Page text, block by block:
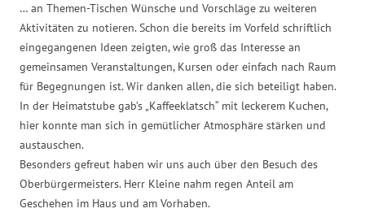
… an Themen-Tischen Wünsche und Vorschläge zu weiteren
Aktivitäten zu notieren. Schon die bereits im Vorfeld schriftlich
eingegangenen Ideen zeigten, wie groß das Interesse an
gemeinsamen Veranstaltungen, Kursen oder einfach nach Raum
für Begegnungen ist. Wir danken allen, die sich beteiligt haben.
In der Heimatstube gab’s „Kaffeeklatsch“ mit leckerem Kuchen,
hier konnte man sich in gemütlicher Atmosphäre stärken und
austauschen.
Besonders gefreut haben wir uns auch über den Besuch des
Oberbürgermeisters. Herr Kleine nahm regen Anteil am
Geschehen im Haus und am Vorhaben.